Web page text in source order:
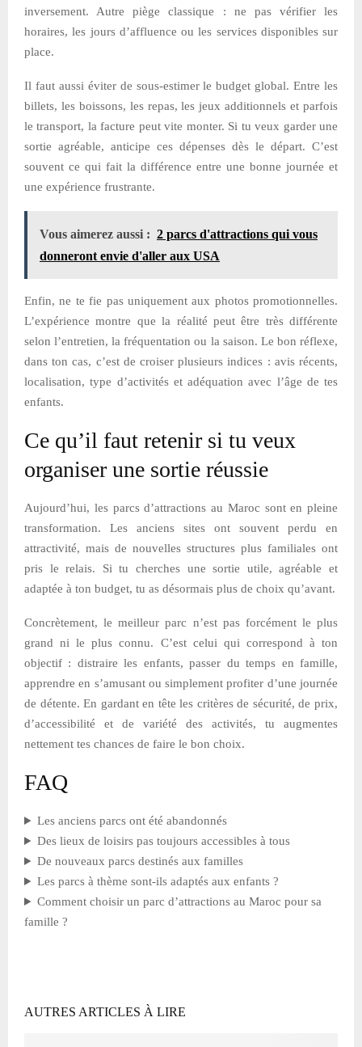
inversement. Autre piège classique : ne pas vérifier les
horaires, les jours d’affluence ou les services disponibles sur
place.
Il faut aussi éviter de sous-estimer le budget global. Entre les
billets, les boissons, les repas, les jeux additionnels et parfois
le transport, la facture peut vite monter. Si tu veux garder une
sortie agréable, anticipe ces dépenses dès le départ. C’est
souvent ce qui fait la différence entre une bonne journée et
une expérience frustrante.
Vous aimerez aussi : 2 parcs d'attractions qui vous
donneront envie d'aller aux USA
Enfin, ne te fie pas uniquement aux photos promotionnelles.
L’expérience montre que la réalité peut être très différente
selon l’entretien, la fréquentation ou la saison. Le bon réflexe,
dans ton cas, c’est de croiser plusieurs indices : avis récents,
localisation, type d’activités et adéquation avec l’âge de tes
enfants.
Ce qu’il faut retenir si tu veux
organiser une sortie réussie
Aujourd’hui, les parcs d’attractions au Maroc sont en pleine
transformation. Les anciens sites ont souvent perdu en
attractivité, mais de nouvelles structures plus familiales ont
pris le relais. Si tu cherches une sortie utile, agréable et
adaptée à ton budget, tu as désormais plus de choix qu’avant.
Concrètement, le meilleur parc n’est pas forcément le plus
grand ni le plus connu. C’est celui qui correspond à ton
objectif : distraire les enfants, passer du temps en famille,
apprendre en s’amusant ou simplement profiter d’une journée
de détente. En gardant en tête les critères de sécurité, de prix,
d’accessibilité et de variété des activités, tu augmentes
nettement tes chances de faire le bon choix.
FAQ
Les anciens parcs ont été abandonnés
Des lieux de loisirs pas toujours accessibles à tous
De nouveaux parcs destinés aux familles
Les parcs à thème sont-ils adaptés aux enfants ?
Comment choisir un parc d’attractions au Maroc pour sa
famille ?
AUTRES ARTICLES À LIRE